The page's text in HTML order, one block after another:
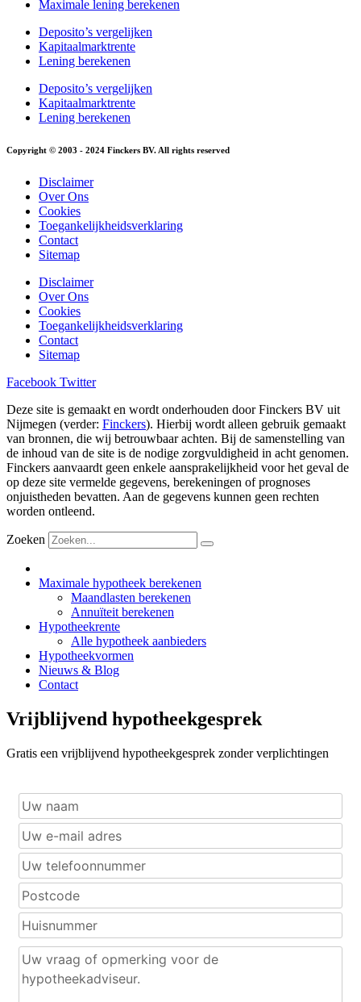
Maximale lening berekenen
Deposito’s vergelijken
Kapitaalmarktrente
Lening berekenen
Deposito’s vergelijken
Kapitaalmarktrente
Lening berekenen
Copyright © 2003 - 2024 Finckers BV. All rights reserved
Disclaimer
Over Ons
Cookies
Toegankelijkheidsverklaring
Contact
Sitemap
Disclaimer
Over Ons
Cookies
Toegankelijkheidsverklaring
Contact
Sitemap
Facebook Twitter
Deze site is gemaakt en wordt onderhouden door Finckers BV uit
Nijmegen (verder: Finckers). Hierbij wordt alleen gebruik gemaakt
van bronnen, die wij betrouwbaar achten. Bij de samenstelling van
de inhoud van de site is de nodige zorgvuldigheid in acht genomen.
Finckers aanvaardt geen enkele aansprakelijkheid voor het geval de
op deze site vermelde gegevens, berekeningen of prognoses
onjuistheden bevatten. Aan de gegevens kunnen geen rechten
worden ontleend.
Zoeken
Maximale hypotheek berekenen
Maandlasten berekenen
Annuïteit berekenen
Hypotheekrente
Alle hypotheek aanbieders
Hypotheekvormen
Nieuws & Blog
Contact
Vrijblijvend hypotheekgesprek
Gratis een vrijblijvend hypotheekgesprek zonder verplichtingen